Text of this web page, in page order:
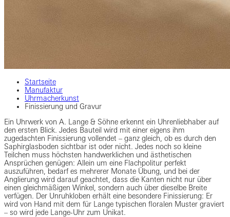
Startseite
Manufaktur
Uhrmacherkunst
Finissierung und Gravur
Ein Uhrwerk von A. Lange & Söhne erkennt ein Uhrenliebhaber auf
den ersten Blick. Jedes Bauteil wird mit einer eigens ihm
zugedachten Finissierung vollendet – ganz gleich, ob es durch den
Saphirglasboden sichtbar ist oder nicht. Jedes noch so kleine
Teilchen muss höchsten handwerklichen und ästhetischen
Ansprüchen genügen: Allein um eine Flachpolitur perfekt
auszuführen, bedarf es mehrerer Monate Übung, und bei der
Anglierung wird darauf geachtet, dass die Kanten nicht nur über
einen gleichmäßigen Winkel, sondern auch über dieselbe Breite
verfügen. Der Unruhkloben erhält eine besondere Finissierung: Er
wird von Hand mit dem für Lange typischen floralen Muster graviert
– so wird jede Lange-Uhr zum Unikat.